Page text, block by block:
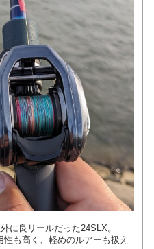
に良リールだった24SLX。
も高く、軽めのルアーも扱え